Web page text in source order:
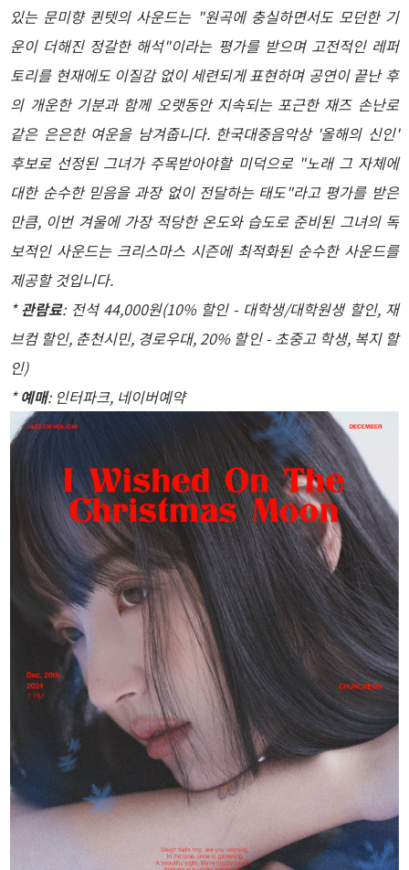
있는 문미향 퀸텟의 사운드는 "원곡에 충실하면서도 모던한 기
운이 더해진 정갈한 해석"이라는 평가를 받으며 고전적인 레퍼
토리를 현재에도 이질감 없이 세련되게 표현하며 공연이 끝난 후
의 개운한 기분과 함께 오랫동안 지속되는 포근한 재즈 손난로
같은 은은한 여운을 남겨줍니다. 한국대중음악상 '올해의 신인'
후보로 선정된 그녀가 주목받아야할 미덕으로 "노래 그 자체에
대한 순수한 믿음을 과장 없이 전달하는 태도"라고 평가를 받은
만큼, 이번 겨울에 가장 적당한 온도와 습도로 준비된 그녀의 독
보적인 사운드는 크리스마스 시즌에 최적화된 순수한 사운드를
제공할 것입니다.
*관람료: 전석 44,000원(10% 할인 - 대학생/대학원생 할인, 재
브컴 할인, 춘천시민, 경로우대, 20% 할인 - 초중고 학생, 복지 할
인)
*예매: 인터파크, 네이버예약